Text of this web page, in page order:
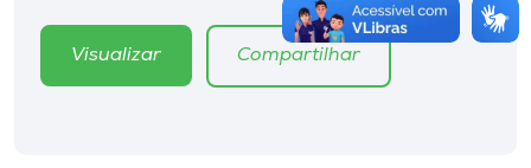
Visualizar Compartilhar